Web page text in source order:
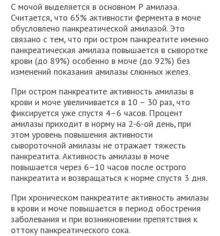
С мочой выделяется в основном Р амилаза.
Считается, что 65% активности фермента в моче
обусловлено панкреатической амилазой. Это
связано с тем, что при остром панкреатите именно
панкреатическая амилаза повышается в сыворотке
крови (до 89%) особенно в моче (до 92%) без
изменений показания амилазы слюнных желез.
При остром панкреатите активность амилазы в
крови и моче увеличивается в 10 – 30 раз, что
фиксируется уже спустя 4–6 часов. Процент
амилазы приходит в норму на 2-6-ой день, при
этом уровень повышения активности
сывороточной амилазы не отражает тяжесть
панкреатита. Активность амилазы в моче
повышается через 6–10 часов после острого
панкреатита и возвращаться к норме спустя 3 дня.
При хроническом панкреатите активность амилазы
в крови и моче повышается в период обострения
заболевания и при возникновении препятствия к
оттоку панкреатического сока.